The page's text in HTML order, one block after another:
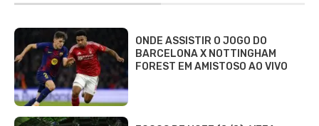
ONDE ASSISTIR O JOGO DO
BARCELONA X NOTTINGHAM
FOREST EM AMISTOSO AO VIVO